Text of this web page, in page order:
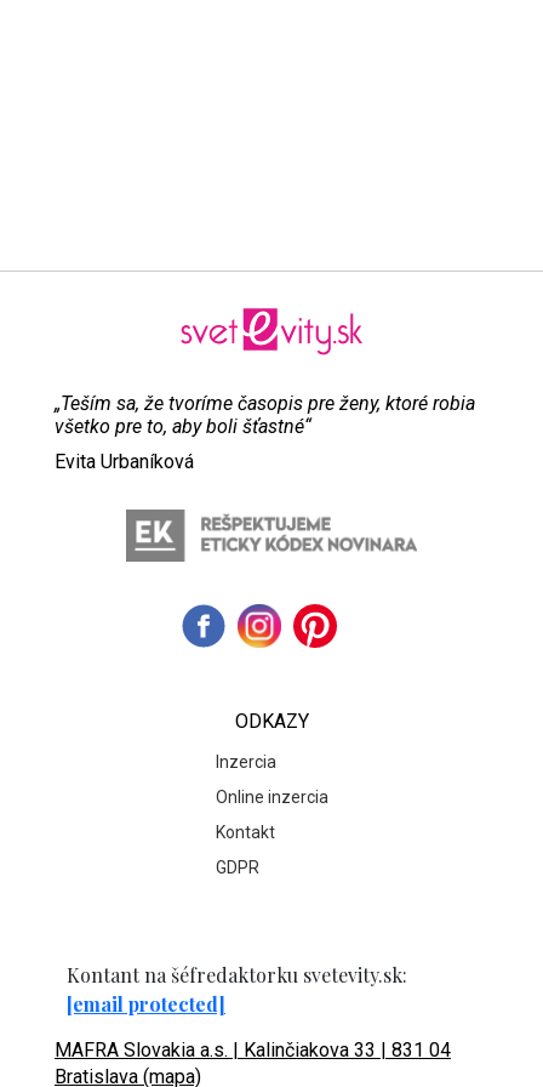
„Teším sa, že tvoríme časopis pre ženy, ktoré robia
všetko pre to, aby boli šťastné“
Evita Urbaníková
ODKAZY
Inzercia
Online inzercia
Kontakt
GDPR
Kontant na šéfredaktorku svetevity.sk:
[email protected]
MAFRA Slovakia a.s. | Kalinčiakova 33 | 831 04
Bratislava (mapa)